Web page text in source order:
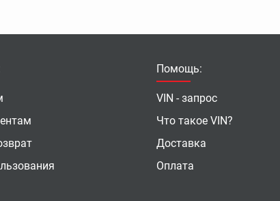
Помощь:
VIN - запрос
Что такое VIN?
Доставка
Оплата